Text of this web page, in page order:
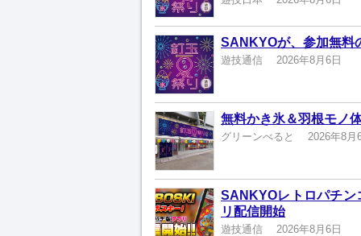
SANKYOが、参加無料
遊技通信 2026年8月6日
無料かき氷＆羽根モノ
グリーンべると 2026年8月
SANKYOレトロパチン
リ配信開始
遊技通信 2026年8月6日